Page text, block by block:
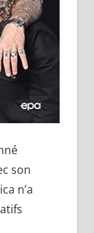
son
n’a